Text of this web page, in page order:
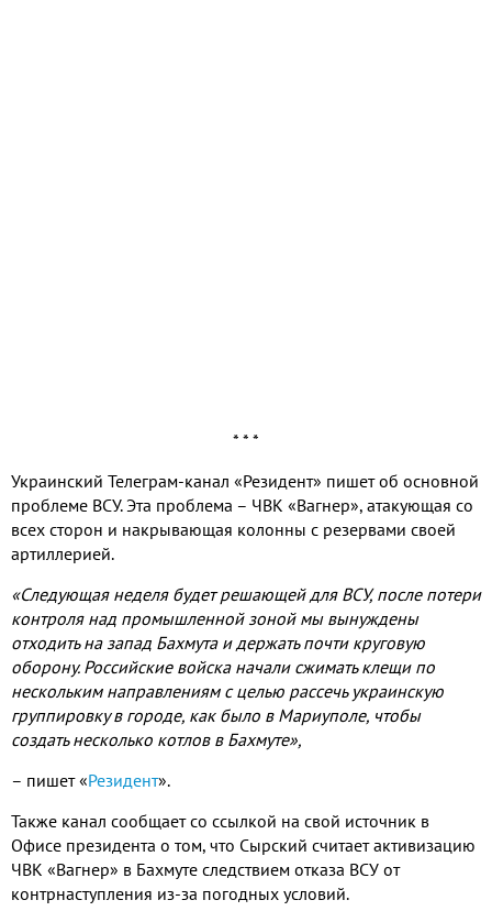
* * *
Украинский Телеграм-канал «Резидент» пишет об основной
проблеме ВСУ. Эта проблема – ЧВК «Вагнер», атакующая со
всех сторон и накрывающая колонны с резервами своей
артиллерией.
«Следующая неделя будет решающей для ВСУ, после потери
контроля над промышленной зоной мы вынуждены
отходить на запад Бахмута и держать почти круговую
оборону. Российские войска начали сжимать клещи по
нескольким направлениям с целью рассечь украинскую
группировку в городе, как было в Мариуполе, чтобы
создать несколько котлов в Бахмуте»,
– пишет «Резидент».
Также канал сообщает со ссылкой на свой источник в
Офисе президента о том, что Сырский считает активизацию
ЧВК «Вагнер» в Бахмуте следствием отказа ВСУ от
контрнаступления из-за погодных условий.